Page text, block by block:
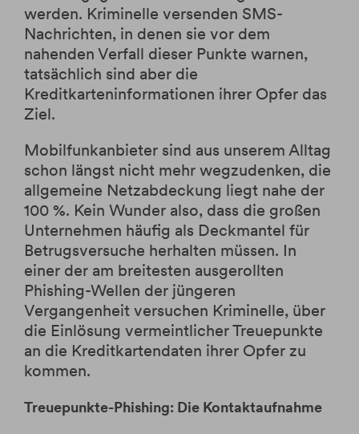
Änderung Rateneinzugskonto
Änderung Ratentermin
Hebelprodukte
Börsenhandel
Direkthandel
Krypto-ETPs
Investmentrechner
Wertpapier Blog
Steuerinformationen
eBanking Login
werden. Kriminelle versenden SMS-
Nachrichten, in denen sie vor dem
nahenden Verfall dieser Punkte warnen,
tatsächlich sind aber die
Kreditkarteninformationen ihrer Opfer das
Ziel.
Mobilfunkanbieter sind aus unserem Alltag
schon längst nicht mehr wegzudenken, die
allgemeine Netzabdeckung liegt nahe der
100 %. Kein Wunder also, dass die großen
Unternehmen häufig als Deckmantel für
Betrugsversuche herhalten müssen. In
einer der am breitesten ausgerollten
Phishing-Wellen der jüngeren
Vergangenheit versuchen Kriminelle, über
die Einlösung vermeintlicher Treuepunkte
an die Kreditkartendaten ihrer Opfer zu
kommen.
Treuepunkte-Phishing: Die Kontaktaufnahme